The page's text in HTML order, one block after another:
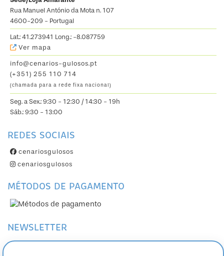
Rua Manuel António da Mota n. 107
4600-209 - Portugal
Lat.: 41.273941 Long.: -8.087759
Ver mapa
info@cenarios-gulosos.pt
(+351) 255 110 714
(chamada para a rede fixa nacional)
Seg. a Sex.: 9:30 - 12:30 / 14:30 - 19h
Sáb.: 9:30 - 13:00
REDES SOCIAIS
cenariosgulosos
cenariosgulosos
MÉTODOS DE PAGAMENTO
NEWSLETTER